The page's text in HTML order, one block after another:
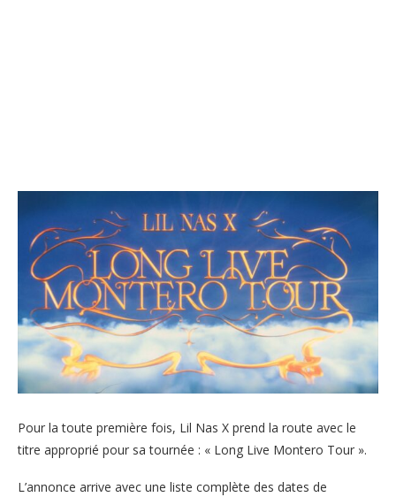
Pour la toute première fois, Lil Nas X prend la route avec le
titre approprié pour sa tournée : « Long Live Montero Tour ».
L’annonce arrive avec une liste complète des dates de